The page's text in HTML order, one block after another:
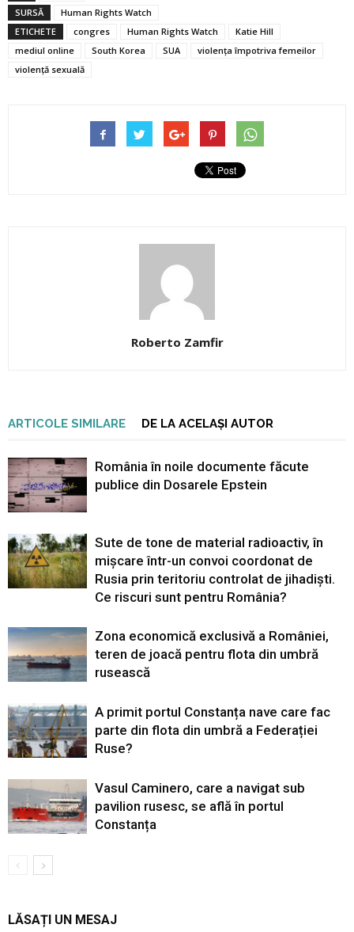
SURSĂ
Human Rights Watch
ETICHETE
congres Human Rights Watch
Katie Hill
mediul online
South Korea SUA
violența împotriva femeilor
violență sexuală
Roberto Zamfir
ARTICOLE SIMILARE DE LA ACELAȘI AUTOR
România în noile documente făcute
publice din Dosarele Epstein
Sute de tone de material radioactiv, în
mișcare într-un convoi coordonat de
Rusia prin teritoriu controlat de jihadiști.
Ce riscuri sunt pentru România?
Zona economică exclusivă a României,
teren de joacă pentru flota din umbră
rusească
A primit portul Constanța nave care fac
parte din flota din umbră a Federației
Ruse?
Vasul Caminero, care a navigat sub
pavilion rusesc, se află în portul
Constanța
LĂSAȚI UN MESAJ